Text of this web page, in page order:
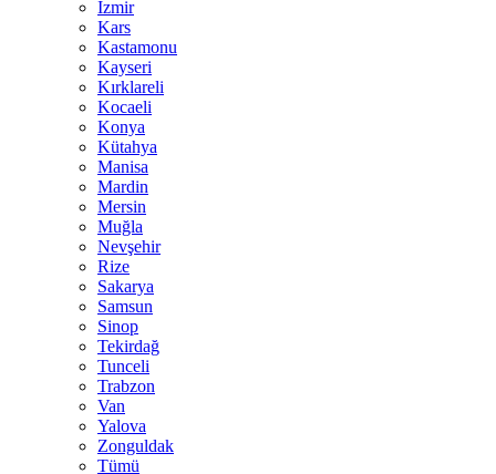
İzmir
Kars
Kastamonu
Kayseri
Kırklareli
Kocaeli
Konya
Kütahya
Manisa
Mardin
Mersin
Muğla
Nevşehir
Rize
Sakarya
Samsun
Sinop
Tekirdağ
Tunceli
Trabzon
Van
Yalova
Zonguldak
Tümü